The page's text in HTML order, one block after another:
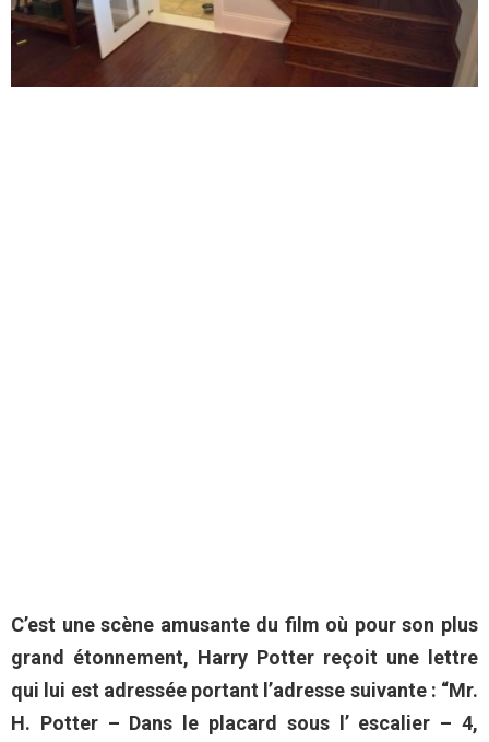
C’est une scène amusante du film où pour son plus
grand étonnement, Harry Potter reçoit une lettre
qui lui est adressée portant l’adresse suivante : “Mr.
H. Potter – Dans le placard sous l’ escalier – 4,